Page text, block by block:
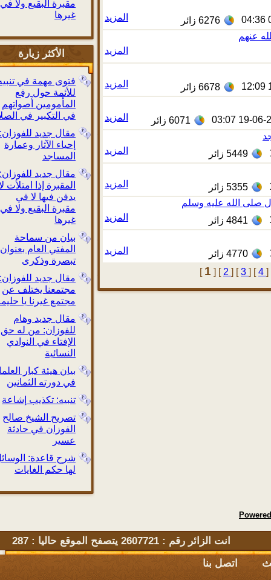
مقبرة البقيع ولا في
غيرها
الأكثر زيارة
فتوى مهمة في تنبيه
للأئمة حول رفع
المأمومين أصواتهم
في التكبير في الصلاة
مقال جديد للفوزان:
إحياء الآثار وعمارة
المساجد
مقال جديد للفوزان:
المقبرة إذا امتلأت لا
يدفن فيها لا في
مقبرة البقيع ولا في
غيرها
بيان من سماحة
المفتي العام بعنوان:
تبصرة وذكرى
مقال جديد للفوزان:
مجتمعنا يختلف عن
مجتمع غيرنا يا حليمة
مقال جديد وهام
للفوزان: من له حق
الإفتاء في النوادي
النسائية
بيان هيئة كبار العلماء
في دورته الثمانين
تنبيه: تكذيب إشاعة
تصريح الشيخ صالح
الفوزان في حادثة
عسير
شرح قاعدة: الوسائل
لها حكم الغايات
المزيد 6276 زائر
المزيد
المزيد 6678 زائر
المزيد 19-06-
6071 زائر
المزيد 5449 زائر
المزيد 5355 زائر
الله عليه وسلم
المزيد
4841 زائر
المزيد 4770 زائر
[ 1 ] [ 2] [ 3] [
انت الزائر رقم : 2607721 يتصفح الموقع حاليا : 287
اتصل بنا